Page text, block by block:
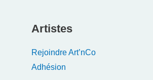
Artistes
Rejoindre Art’nCo
Adhésion